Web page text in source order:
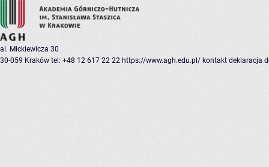
al. Mickiewicza 30
30-059 Kraków tel: +48 12 617 22 22 https://www.agh.edu.pl/ kontakt deklaracja